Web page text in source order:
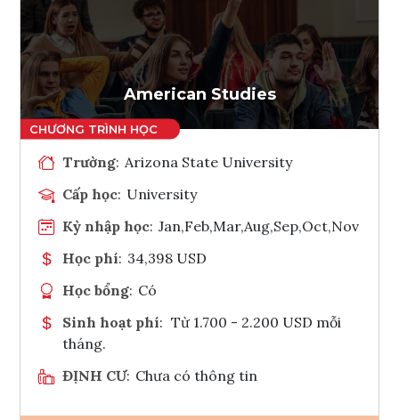
Ghi danh
Tham vấn Interlink
American Studies
Trường: Arizona State University
Cấp học: University
Kỳ nhập học: Jan,Feb,Mar,Aug,Sep,Oct,Nov
Học phí: 34,398 USD
Học bổng: Có
Sinh hoạt phí: Từ 1.700 - 2.200 USD mỗi
tháng.
ĐỊNH CƯ: Chưa có thông tin